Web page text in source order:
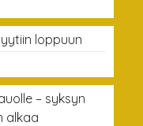
loppuun
– syksyn
alkaa